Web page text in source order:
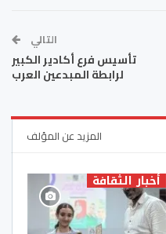
التالي
تأسيس فرع أكادير الكبير
لرابطة المبدعين العرب
المزيد عن المؤلف
أخبار الثقافة